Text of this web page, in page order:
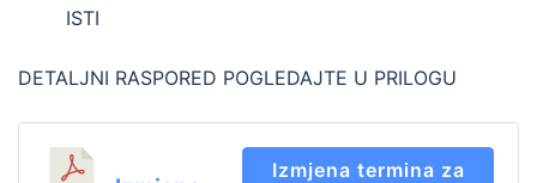
ISTI
DETALJNI RASPORED POGLEDAJTE U PRILOGU
Izmjena termina za